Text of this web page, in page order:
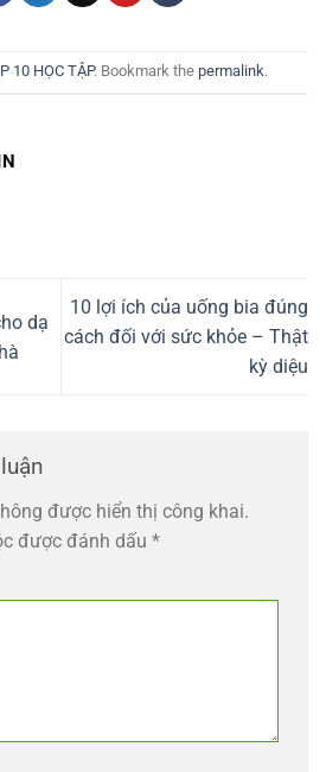
10 HỌC TẬP. Bookmark the permalink.
dạ
10 lợi ích của uống bia đúng
cách đối với sức khỏe – Thật
kỳ diệu
được hiển thị công khai.
được đánh dấu *